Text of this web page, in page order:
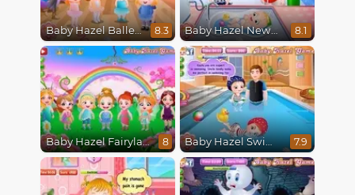
Baby Hazel Ballerina Dance 8.3 Baby Hazel Newborn Vaccination 8.1
Baby Hazel Fairyland Ballet 8 Baby Hazel Swimming 7.9